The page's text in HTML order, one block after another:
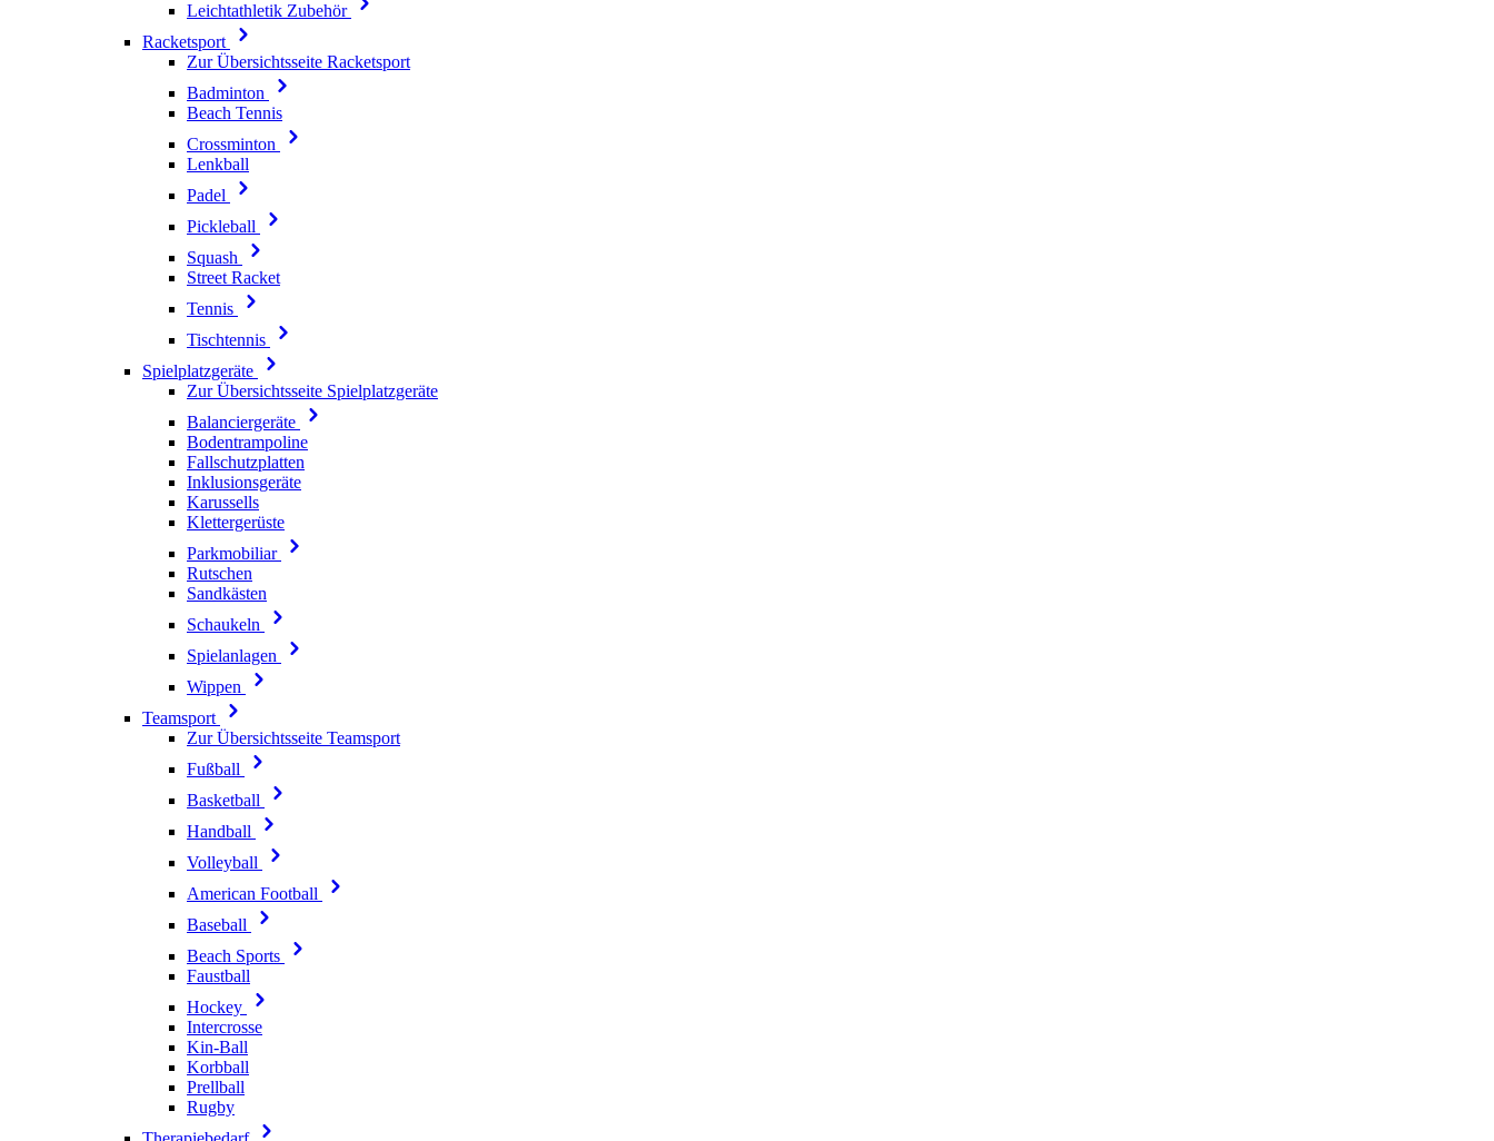
Leichtathletik Zubehör
Racketsport
Zur Übersichtsseite Racketsport
Badminton
Beach Tennis
Crossminton
Lenkball
Padel
Pickleball
Squash
Street Racket
Tennis
Tischtennis
Spielplatzgeräte
Zur Übersichtsseite Spielplatzgeräte
Balanciergeräte
Bodentrampoline
Fallschutzplatten
Inklusionsgeräte
Karussells
Klettergerüste
Parkmobiliar
Rutschen
Sandkästen
Schaukeln
Spielanlagen
Wippen
Teamsport
Zur Übersichtsseite Teamsport
Fußball
Basketball
Handball
Volleyball
American Football
Baseball
Beach Sports
Faustball
Hockey
Intercrosse
Kin-Ball
Korbball
Prellball
Rugby